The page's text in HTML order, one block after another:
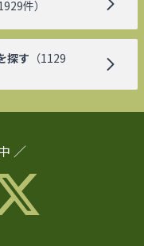
件）
探す （1129
／